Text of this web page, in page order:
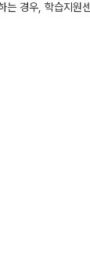
는 경우, 학습지